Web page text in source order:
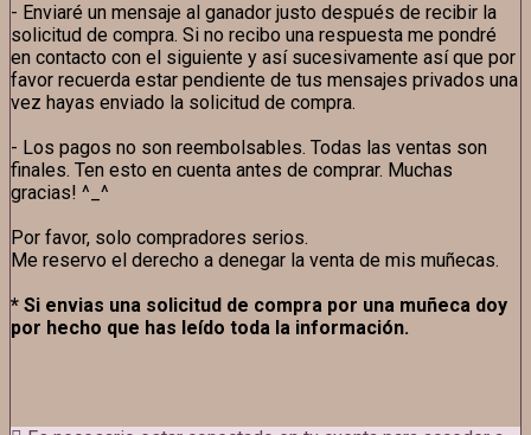
- Enviaré un mensaje al ganador justo después de recibir la
solicitud de compra. Si no recibo una respuesta me pondré
en contacto con el siguiente y así sucesivamente así que por
favor recuerda estar pendiente de tus mensajes privados una
vez hayas enviado la solicitud de compra.
- Los pagos no son reembolsables. Todas las ventas son
finales. Ten esto en cuenta antes de comprar. Muchas
gracias! ^_^
Por favor, solo compradores serios.
Me reservo el derecho a denegar la venta de mis muñecas.
* Si envias una solicitud de compra por una muñeca doy
por hecho que has leído toda la información.